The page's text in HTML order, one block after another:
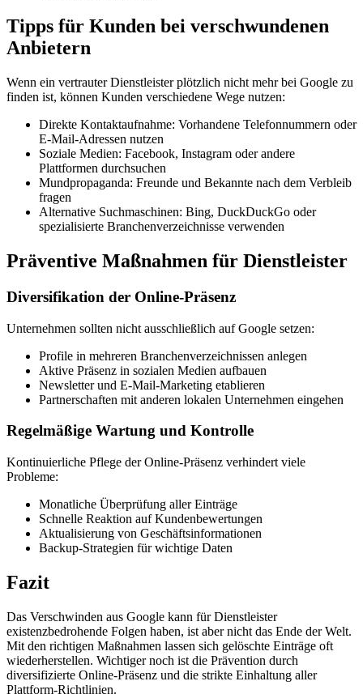
Tipps für Kunden bei verschwundenen
Anbietern
Wenn ein vertrauter Dienstleister plötzlich nicht mehr bei Google zu
finden ist, können Kunden verschiedene Wege nutzen:
Direkte Kontaktaufnahme: Vorhandene Telefonnummern oder
E-Mail-Adressen nutzen
Soziale Medien: Facebook, Instagram oder andere
Plattformen durchsuchen
Mundpropaganda: Freunde und Bekannte nach dem Verbleib
fragen
Alternative Suchmaschinen: Bing, DuckDuckGo oder
spezialisierte Branchenverzeichnisse verwenden
Präventive Maßnahmen für Dienstleister
Diversifikation der Online-Präsenz
Unternehmen sollten nicht ausschließlich auf Google setzen:
Profile in mehreren Branchenverzeichnissen anlegen
Aktive Präsenz in sozialen Medien aufbauen
Newsletter und E-Mail-Marketing etablieren
Partnerschaften mit anderen lokalen Unternehmen eingehen
Regelmäßige Wartung und Kontrolle
Kontinuierliche Pflege der Online-Präsenz verhindert viele
Probleme:
Monatliche Überprüfung aller Einträge
Schnelle Reaktion auf Kundenbewertungen
Aktualisierung von Geschäftsinformationen
Backup-Strategien für wichtige Daten
Fazit
Das Verschwinden aus Google kann für Dienstleister
existenzbedrohende Folgen haben, ist aber nicht das Ende der Welt.
Mit den richtigen Maßnahmen lassen sich gelöschte Einträge oft
wiederherstellen. Wichtiger noch ist die Prävention durch
diversifizierte Online-Präsenz und die strikte Einhaltung aller
Plattform-Richtlinien.